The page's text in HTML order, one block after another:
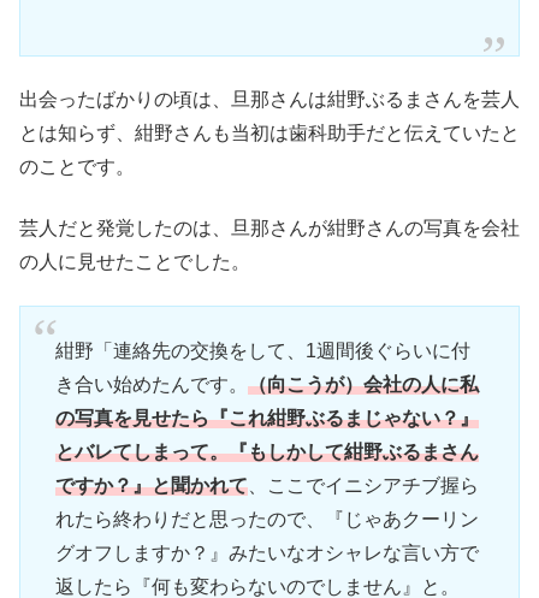
出会ったばかりの頃は、旦那さんは紺野ぶるまさんを芸人
とは知らず、紺野さんも当初は歯科助手だと伝えていたと
のことです。
芸人だと発覚したのは、旦那さんが紺野さんの写真を会社
の人に見せたことでした。
紺野「連絡先の交換をして、1週間後ぐらいに付
き合い始めたんです。 （向こうが）会社の人に私
の写真を見せたら『これ紺野ぶるまじゃない？』
とバレてしまって。『もしかして紺野ぶるまさん
ですか？』と聞かれて、ここでイニシアチブ握ら
れたら終わりだと思ったので、『じゃあクーリン
グオフしますか？』みたいなオシャレな言い方で
返したら『何も変わらないのでしません』と。